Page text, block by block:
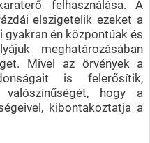
felhasználása. A
elszigetelik ezeket a
gyakran én központúak és
meghatározásában
Mivel az örvények a
is felerősítik,
hogy a
kibontakoztatja a